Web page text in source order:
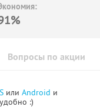
Вопросы по акции
или Android и
:)